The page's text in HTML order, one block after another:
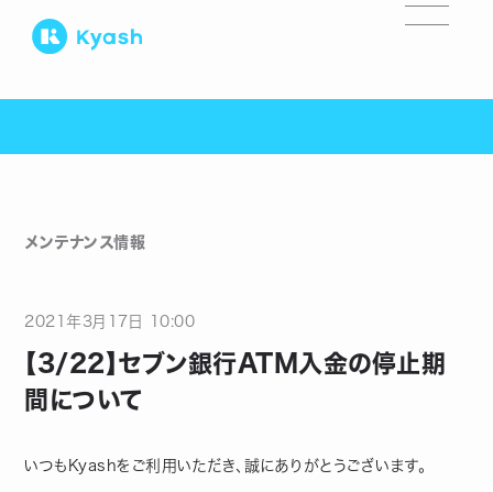
メンテナンス情報
2021年 3月 17 日 10:00
【3/22】セブン銀行ATM入金の停止期
間について
いつもKyashをご利用いただき、誠にありがとうございます。